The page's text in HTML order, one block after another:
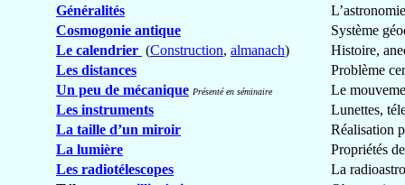
Généralités
Cosmogonie antique
Système
Le calendrier (Construction, almanach)
Histoire,
Les distances
Problème
Un peu de mécanique Présenté en séminaire
Le
Les instruments
Lunettes,
La taille d’un miroir
Réalisation
La lumière
Propriétés
Les radiotélescopes
La